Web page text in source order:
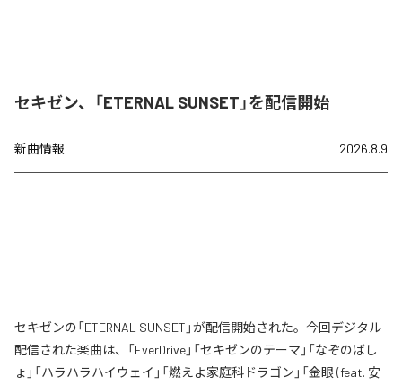
セキゼン、「ETERNAL SUNSET」を配信開始
新曲情報 2026.8.9
セキゼンの「ETERNAL SUNSET」が配信開始された。今回デジタル
配信された楽曲は、「EverDrive」「セキゼンのテーマ」「なぞのばし
ょ」「ハラハラハイウェイ」「燃えよ家庭科ドラゴン」「金眼 (feat. 安